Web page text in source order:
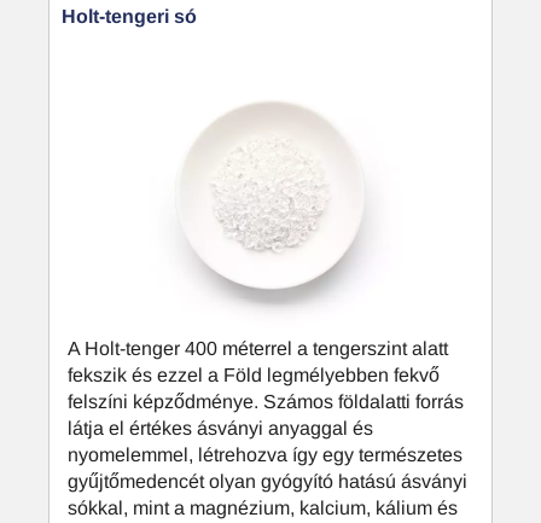
Holt-tengeri só
A Holt-tenger 400 méterrel a tengerszint alatt
fekszik és ezzel a Föld legmélyebben fekvő
felszíni képződménye. Számos földalatti forrás
látja el értékes ásványi anyaggal és
nyomelemmel, létrehozva így egy természetes
gyűjtőmedencét olyan gyógyító hatású ásványi
sókkal, mint a magnézium, kalcium, kálium és